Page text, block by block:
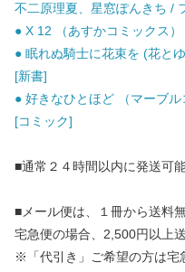
不二原理夏、星窓ぽんきち /
● X 12 （あすかコミックス
● 眠れぬ騎士に花束を (花と
[新書]
● 好きなひとほど （マーブ
[コミック]
■通常２４時間以内に発送可能
■メール便は、１冊から送料無
宅急便の場合、2,500円以上
※「代引き」ご希望の方は宅